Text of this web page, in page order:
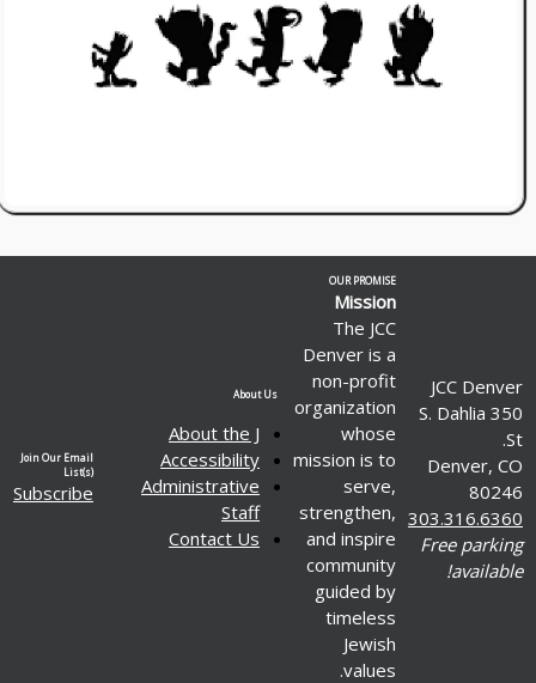
JCC Denver
350 S. Dahlia
St.
Denver, CO
80246
303.316.6360
Free parking
available!
OUR PROMISE
Mission
The JCC
Denver is a
non-profit
organization
whose
mission is to
serve,
strengthen,
and inspire
community
guided by
timeless
Jewish
values.
About Us
About the J
Accessibility
Administrative
Staff
Contact Us
Join Our Email
List(s)
Subscribe